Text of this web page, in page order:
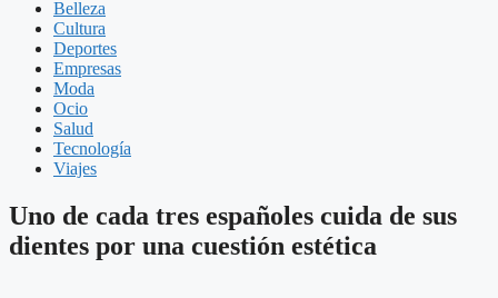
Belleza
Cultura
Deportes
Empresas
Moda
Ocio
Salud
Tecnología
Viajes
Uno de cada tres españoles cuida de sus
dientes por una cuestión estética